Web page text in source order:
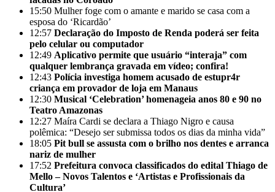
15:50 Mulher foge com o amante e marido se casa com a
esposa do ‘Ricardão’
12:57 Declaração do Imposto de Renda poderá ser feita
pelo celular ou computador
12:49 Aplicativo permite que usuário “interaja” com
qualquer lembrança gravada em vídeo; confira!
12:43 Polícia investiga homem acusado de estupr4r
criança em provador de loja em Manaus
12:30 Musical ‘Celebration’ homenageia anos 80 e 90 no
Teatro Amazonas
12:27 Maíra Cardi se declara a Thiago Nigro e causa
polêmica: “Desejo ser submissa todos os dias da minha vida”
18:05 Pit bull se assusta com o brilho nos dentes e arranca
nariz de mulher
17:52 Prefeitura convoca classificados do edital Thiago de
Mello – Novos Talentos e ‘Artistas e Profissionais da
Cultura’